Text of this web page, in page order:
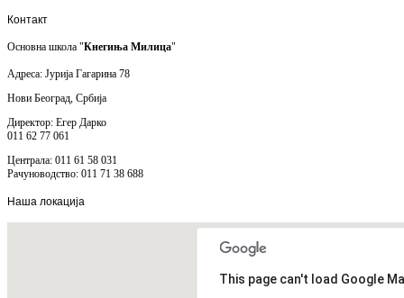
Контакт
Основна школа "Кнегиња Милица"
Адреса: Јурија Гагарина 78
Нови Београд, Србија
Директор: Егер Дарко
011 62 77 061
Централа: 011 61 58 031
Рачуноводство: 011 71 38 688
Наша локација
This page can't load Google